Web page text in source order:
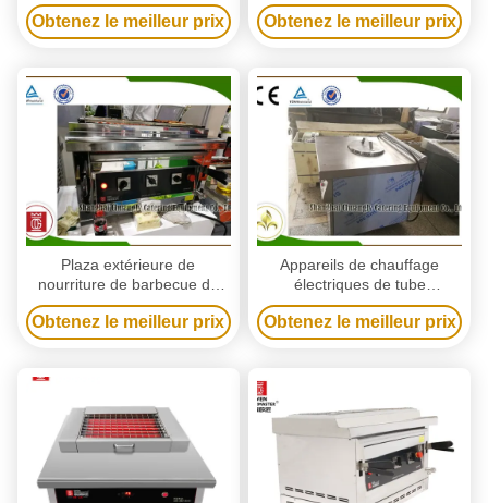
rôtissoire du poulet Ss304
Obtenez le meilleur prix
commercial de barbecue
Obtenez le meilleur prix
Plaza extérieure de
nourriture de barbecue de
gril de Tableau de restaurant
commercial électrique de
dessus
Obtenez le meilleur prix
Appareils de chauffage
électriques de tube
d'équipement commercial de
barbecue de crêpe d'hôtel
Obtenez le meilleur prix